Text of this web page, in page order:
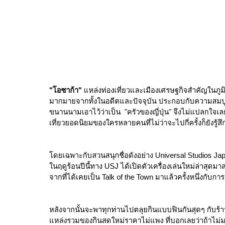
"โอซาก้า" แหล่งท่องเที่ยวและเมืองเศรษฐกิจสำคัญใน
มากมายจากทั้งในอดีตและปัจจุบัน ประกอบกับความส
ขนานนามเอาไว้ว่าเป็น  "ครัวของญี่ปุ่น" จึงไม่แปลกใจ
เที่ยวยอดนิยมของใครหลายคนที่ไม่ว่าจะไปกี่ครั้งก็ยังรู้สึ
โดยเฉพาะกับสวนสนุกชื่อดังอย่าง Universal Studios
ในฤดูร้อนปีนี้ทาง USJ ได้เปิดตัวเครื่องเล่นใหม่ล่าสุดม
จากที่ได้เคยเป็น Talk of the Town มาแล้วครั้งหนึ่งกับกา
หลังจากนั้นจะพาทุกท่านไปตลุยกินแบบฟินกันสุดๆ กับร้า
แหล่งรวมของกินสดใหม่ราคาไม่แพง ที่บอกเลยว่าถ้าไ